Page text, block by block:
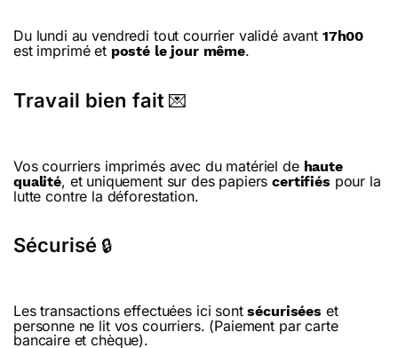
Du lundi au vendredi tout courrier validé avant 17h00
est imprimé et posté le jour même.
Travail bien fait 💌
Vos courriers imprimés avec du matériel de haute
qualité, et uniquement sur des papierscertifiés pour la
lutte contre la déforestation.
Sécurisé 🔒
Les transactions effectuées ici sontsécurisées et
personne ne lit vos courriers. (Paiement par carte
bancaire et chèque).